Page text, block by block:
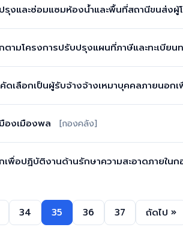
งและซ่อมแซมห้องน้ำและพื้นที่สถานีขนส่งผู้โ
ตามโครงการปรับปรุงแผนที่ภาษีและทะเบีย
ดเลือกเป็นผู้รับจ้างจ้างเหมาบุคคลภายนอก
องเมืองพล [กองคลัง]
พื่อปฏิบัติงานด้านรักษาความสะอาดภายในก
34 35 36 37 ถัดไป »